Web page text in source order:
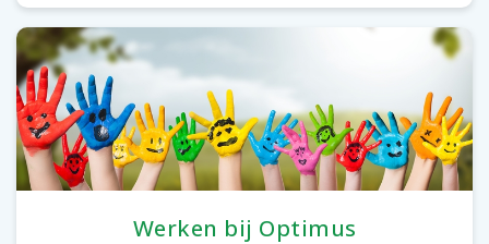
Werken bij Optimus